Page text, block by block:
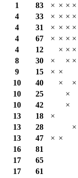
1
83 × × × ×
4
33 × × × ×
4
31 × × × ×
4
67 × × × ×
4
12 × × ×
8
30 × × ×
9
15 × ×
10
40 × ×
10
25 ×
10
42 ×
13
18 ×
13
28 ×
13
47 × ×
16
81
17
65
17
61